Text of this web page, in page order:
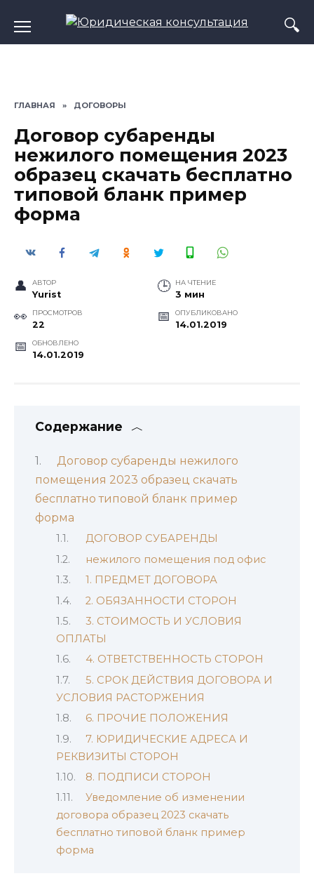
содержанию
ГЛАВНАЯ » ДОГОВОРЫ
Договор субаренды
нежилого помещения 2023
образец скачать бесплатно
типовой бланк пример
форма
АВТОР
Yurist
НА ЧТЕНИЕ
3 мин
ПРОСМОТРОВ
22
ОПУБЛИКОВАНО
14.01.2019
ОБНОВЛЕНО
14.01.2019
Содержание
Договор субаренды нежилого
помещения 2023 образец скачать
бесплатно типовой бланк пример
форма
ДОГОВОР СУБАРЕНДЫ
нежилого помещения под офис
1. ПРЕДМЕТ ДОГОВОРА
2. ОБЯЗАННОСТИ СТОРОН
3. СТОИМОСТЬ И УСЛОВИЯ
ОПЛАТЫ
4. ОТВЕТСТВЕННОСТЬ СТОРОН
5. СРОК ДЕЙСТВИЯ ДОГОВОРА И
УСЛОВИЯ РАСТОРЖЕНИЯ
6. ПРОЧИЕ ПОЛОЖЕНИЯ
7. ЮРИДИЧЕСКИЕ АДРЕСА И
РЕКВИЗИТЫ СТОРОН
8. ПОДПИСИ СТОРОН
Уведомление об изменении
договора образец 2023 скачать
бесплатно типовой бланк пример
форма